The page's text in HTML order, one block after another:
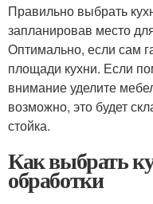
Правильно выбрать
запланировав место
Оптимально, если сам
площади кухни. Если
внимание уделите
возможно, это будет
стойка.
Как выбрать
обработки